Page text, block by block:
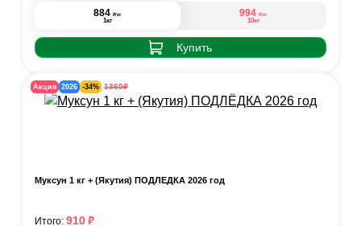
884 ₽/кг
1кг
994 ₽/кг
10кг
Купить
Акция 2026 -34% 1360₽
Муксун 1 кг + (Якутия) ПОДЛЁДКА 2026 год
Итого: 910₽